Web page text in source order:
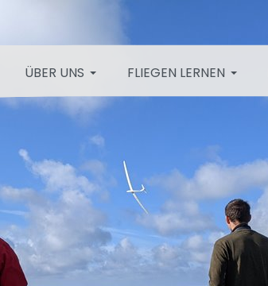
ÜBER UNS FLIEGEN LERNEN